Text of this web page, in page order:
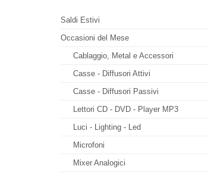
Saldi Estivi
Occasioni del Mese
Cablaggio, Metal e Accessori
Casse - Diffusori Attivi
Casse - Diffusori Passivi
Lettori CD - DVD - Player MP3
Luci - Lighting - Led
Microfoni
Mixer Analogici